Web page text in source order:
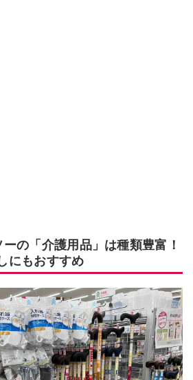
の「介護用品」は種類豊富！
にもおすすめ